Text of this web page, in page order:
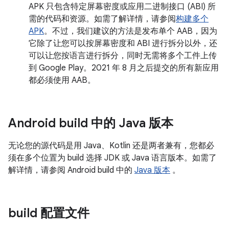
APK 只包含特定屏幕密度或应用二进制接口 (ABI) 所
需的代码和资源。如需了解详情，请参阅构建多个
APK。不过，我们建议的方法是发布单个 AAB，因为
它除了让您可以按屏幕密度和 ABI 进行拆分以外，还
可以让您按语言进行拆分，同时无需将多个工件上传
到 Google Play。2021 年 8 月之后提交的所有新应用
都必须使用 AAB。
Android build 中的 Java 版本
无论您的源代码是用 Java、Kotlin 还是两者兼有，您都必
须在多个位置为 build 选择 JDK 或 Java 语言版本。如需了
解详情，请参阅 Android build 中的 Java 版本 。
build 配置文件